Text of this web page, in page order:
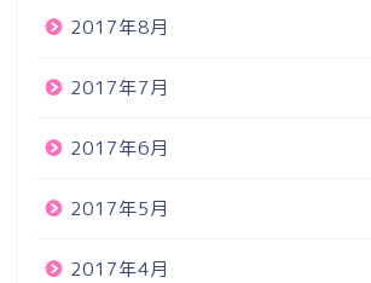
2017年8月
2017年7月
2017年6月
2017年5月
2017年4月